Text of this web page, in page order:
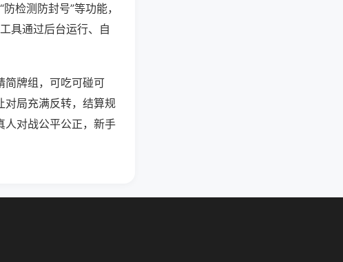
检测防封号”等功能，
具通过后台运行、自
简牌组，可吃可碰可
对局充满反转，结算规
人对战公平公正，新手